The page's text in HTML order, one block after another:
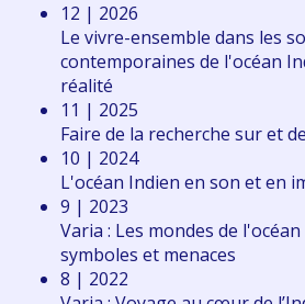
12 | 2026
Le vivre-ensemble dans les
contemporaines de l'océan
réalité
11 | 2025
Faire de la recherche sur et
10 | 2024
L'océan Indien en son et en
9 | 2023
Varia : Les mondes de
symboles et menaces
8 | 2022